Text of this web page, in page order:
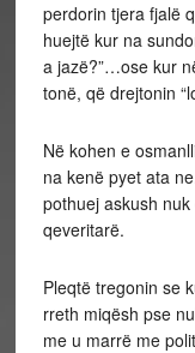
perdorin tjera fjalë
huejtë kur na
a jazë?”…ose kur
tonë, që drejtonin
Në kohen e
na kenë pyet ata
pothuej askush
qeveritarë.
Pleqtë tregonin se
rreth miqësh pse
me u marrë me